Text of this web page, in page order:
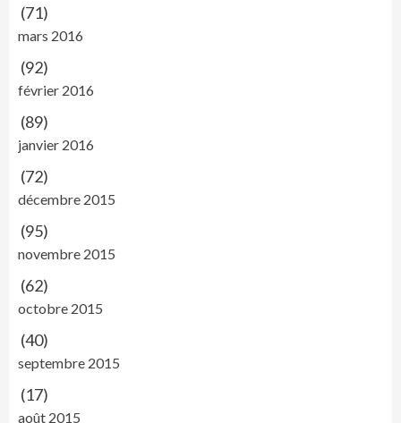
(71)
mars 2016
(92)
février 2016
(89)
janvier 2016
(72)
décembre 2015
(95)
novembre 2015
(62)
octobre 2015
(40)
septembre 2015
(17)
août 2015